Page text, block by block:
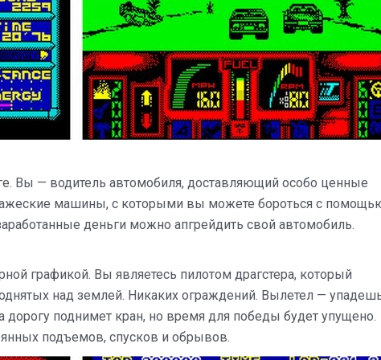
Вы — водитель автомобиля, доставляющий особо ценные
машины, с которыми вы можете бороться с
деньги можно апгрейдить свой автомобиль.
графикой. Вы являетесь пилотом драгстера, который
над землей. Никаких ограждений. Вылетел —
дорогу поднимет кран, но время для победы будет упущено.
подъемов, спусков и обрывов.